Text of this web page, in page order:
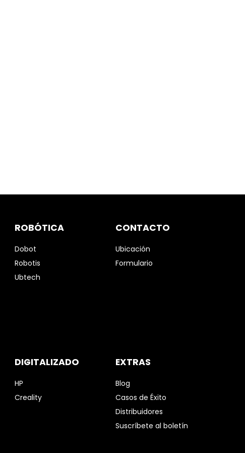
ROBÓTICA
Dobot
Robotis
Ubtech
DIGITALIZADO
HP
Creality
CONTACTO
Ubicación
Formulario
EXTRAS
Blog
Casos de Éxito
Distribuidores
Suscríbete al boletín